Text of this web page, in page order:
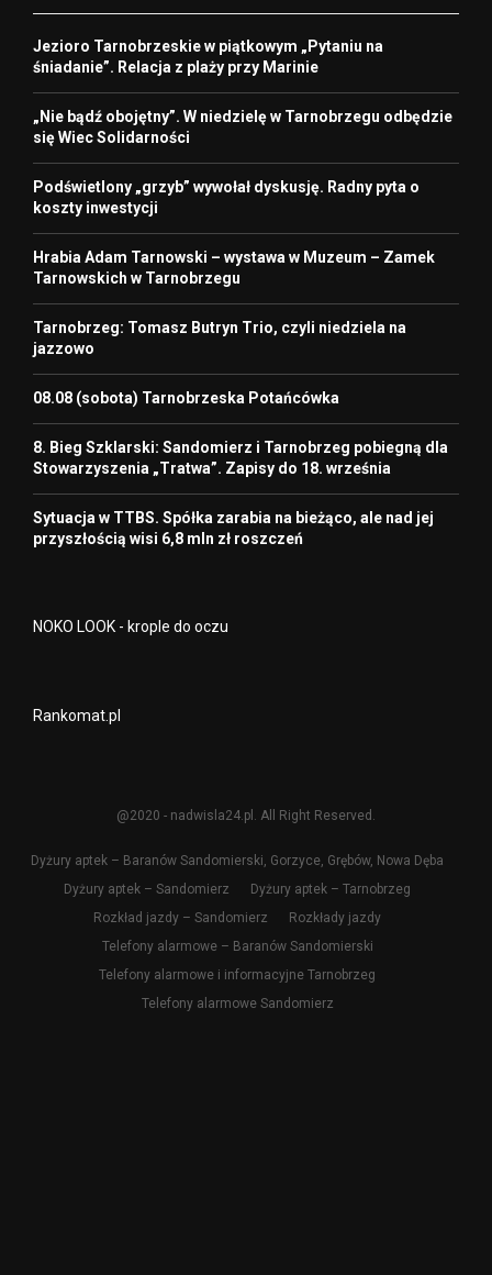
Jezioro Tarnobrzeskie w piątkowym „Pytaniu na
śniadanie”. Relacja z plaży przy Marinie
„Nie bądź obojętny”. W niedzielę w Tarnobrzegu odbędzie
się Wiec Solidarności
Podświetlony „grzyb” wywołał dyskusję. Radny pyta o
koszty inwestycji
Hrabia Adam Tarnowski – wystawa w Muzeum – Zamek
Tarnowskich w Tarnobrzegu
Tarnobrzeg: Tomasz Butryn Trio, czyli niedziela na
jazzowo
08.08 (sobota) Tarnobrzeska Potańcówka
8. Bieg Szklarski: Sandomierz i Tarnobrzeg pobiegną dla
Stowarzyszenia „Tratwa”. Zapisy do 18. września
Sytuacja w TTBS. Spółka zarabia na bieżąco, ale nad jej
przyszłością wisi 6,8 mln zł roszczeń
NOKO LOOK - krople do oczu
Rankomat.pl
@2020 - nadwisla24.pl. All Right Reserved.
Dyżury aptek – Baranów Sandomierski, Gorzyce, Grębów, Nowa Dęba
Dyżury aptek – Sandomierz
Dyżury aptek – Tarnobrzeg
Rozkład jazdy – Sandomierz
Rozkłady jazdy
Telefony alarmowe – Baranów Sandomierski
Telefony alarmowe i informacyjne Tarnobrzeg
Telefony alarmowe Sandomierz